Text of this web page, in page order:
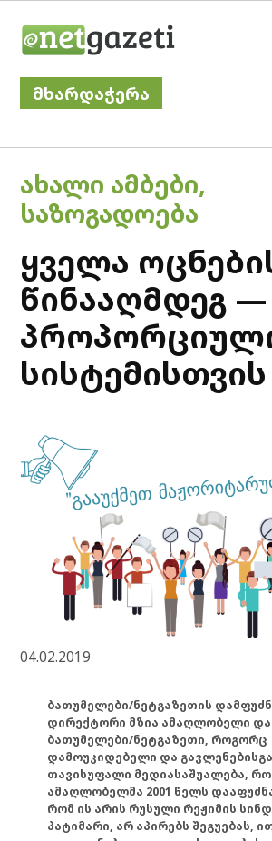
მხარდაჭერა
POSTED
IN
ᲐᲮᲐᲚᲘ ᲐᲛᲑᲔᲑᲘ,
ᲡᲐᲖᲝᲒᲐᲓᲝᲔᲑᲐ
ყველა
წინააღმდეგ —
სისტემისთვის
04.02.2019
ბათუმელები/ნეტგაზეთის
დირექტორი მზია ამაღლობელი
ბათუმელები/ნეტგაზეთი, როგორც
დამოუკიდებელი და
თავისუფალი მედიასაშუალება,
ამაღლობელმა 2001 წელს
რომ ის არის რუსული რეჟიმის
პატიმარი, არ აპირებს შეგუებას,